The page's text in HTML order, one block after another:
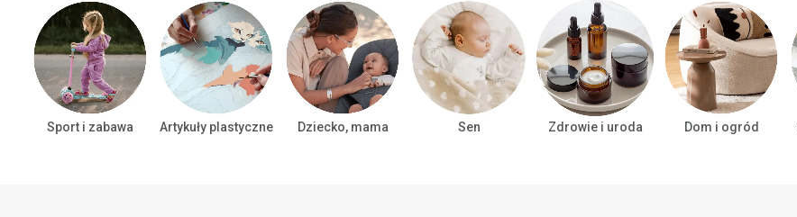
Sport i zabawa Artykuły plastyczne Dziecko, mama Sen Zdrowie i uroda Dom i ogród